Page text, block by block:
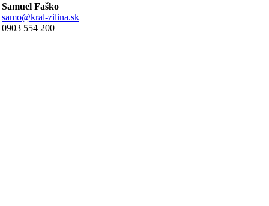
Samuel Faško
samo@kral-zilina.sk
0903 554 200